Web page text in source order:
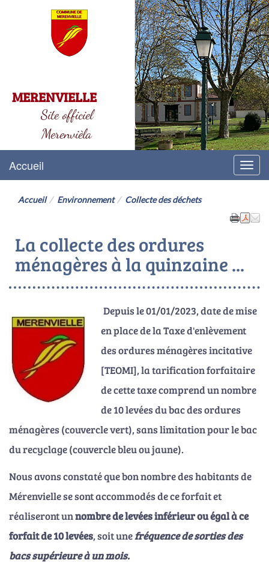
MERENVIELLE
Site officiel
Merenvièla
Menu
Accueil
Accueil Environnement Collecte des déchets
La collecte des ordures
ménagères à la quinzaine ...
Depuis le 01/01/2023, date de mise
en place de la Taxe d'enlèvement
des ordures ménagères incitative
[TEOMI], la tarification forfaitaire
de cette taxe comprend un nombre
de 10 levées du bac des ordures
ménagères (couvercle vert), sans limitation pour le bac
du recyclage (couvercle bleu ou jaune).
Nous avons constaté que bon nombre des habitants de
Mérenvielle se sont accommodés de ce forfait et
réaliseront unnombre de levéesinférieur ou égal à ce
forfait de 10 levées, soit unefréquence de sorties des
bacs supérieure à un mois.